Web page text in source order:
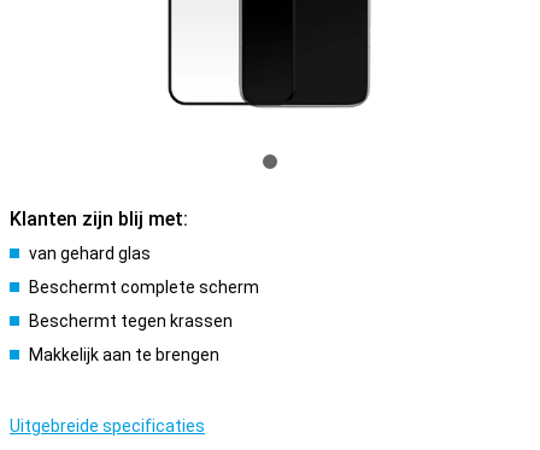
Klanten zijn blij met:
van gehard glas
Beschermt complete scherm
Beschermt tegen krassen
Makkelijk aan te brengen
Uitgebreide specificaties